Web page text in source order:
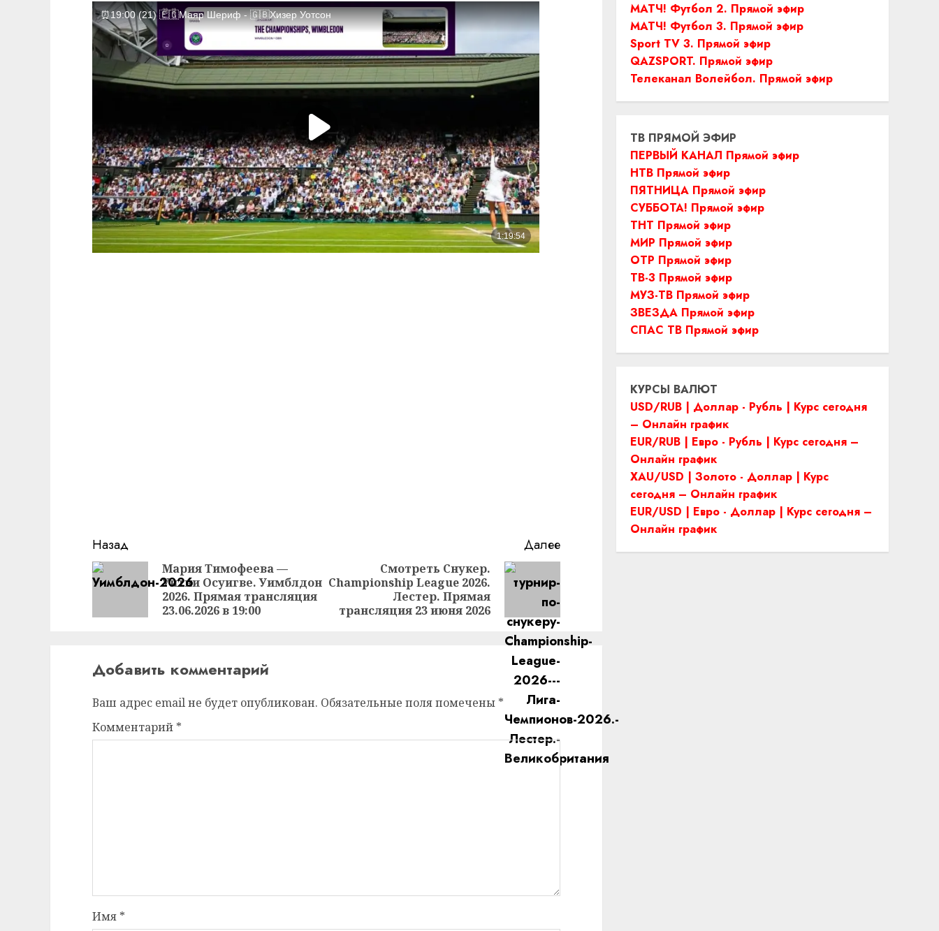
Продолжить
чтение
Назад
Предыдущая
запись:
Мария Тимофеева —
Уитни Осуигве. Уимблдон
2026. Прямая трансляция
23.06.2026 в 19:00
Далее
Следующая
запись:
Смотреть Снукер.
Championship League 2026.
Лестер. Прямая
трансляция 23 июня 2026
Добавить комментарий
Ваш адрес email не будет опубликован. Обязательные поля помечены *
Комментарий *
Имя *
МАТЧ! Футбол 2. Прямой эфир
МАТЧ! Футбол 3. Прямой эфир
Sport TV 3. Прямой эфир
QAZSPORT. Прямой эфир
Телеканал Волейбол. Прямой эфир
ТВ ПРЯМОЙ ЭФИР
ПЕРВЫЙ КАНАЛ Прямой эфир
НТВ Прямой эфир
ПЯТНИЦА Прямой эфир
СУББОТА! Прямой эфир
ТНТ Прямой эфир
МИР Прямой эфир
ОТР Прямой эфир
ТВ-3 Прямой эфир
МУЗ-ТВ Прямой эфир
ЗВЕЗДА Прямой эфир
СПАС ТВ Прямой эфир
КУРСЫ ВАЛЮТ
USD/RUB | Доллар - Рубль | Курс сегодня
– Онлайн график
EUR/RUB | Евро - Рубль | Курс сегодня –
Онлайн график
XAU/USD | Золото - Доллар | Курс
сегодня – Онлайн график
EUR/USD | Евро - Доллар | Курс сегодня –
Онлайн график